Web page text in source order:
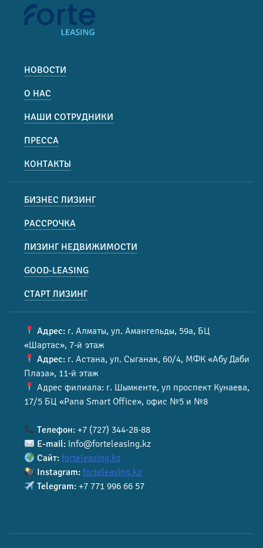
НОВОСТИ
О НАС
НАШИ СОТРУДНИКИ
ПРЕССА
КОНТАКТЫ
БИЗНЕС ЛИЗИНГ
РАССРОЧКА
ЛИЗИНГ НЕДВИЖИМОСТИ
GOOD-LEASING
СТАРТ ЛИЗИНГ
Адрес: г. Алматы, ул. Амангельды, 59а, БЦ
«Шартас», 7-й этаж
Адрес: г. Астана, ул. Сыганак, 60/4, МФК «Абу Даби
Плаза», 11-й этаж
Адрес филиала: г. Шымкенте, ул проспект Кунаева,
17/5 БЦ «Pana Smart Office», офис №5 и №8
Телефон: +7 (727) 344-28-88
E-mail: info@forteleasing.kz
Сайт: forteleasing.kz
Instagram: forteleasing.kz
Telegram: +7 771 996 66 57